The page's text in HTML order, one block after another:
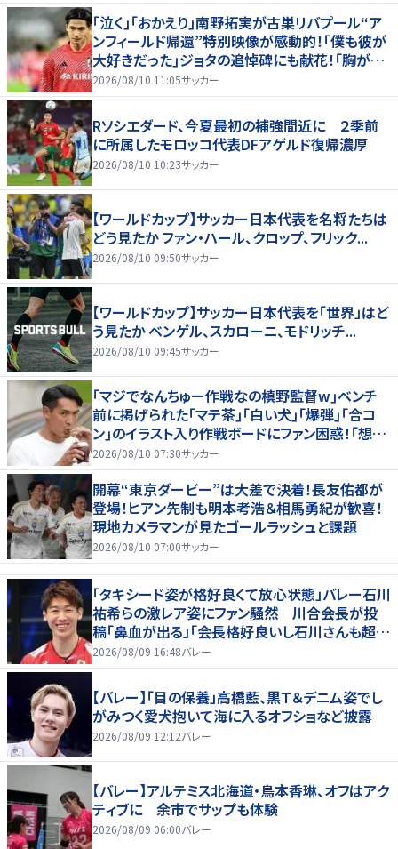
｢泣く｣｢おかえり｣南野拓実が古巣リバプール“ア
ンフィールド帰還”特別映像が感動的！｢僕も彼が
大好きだった｣ジョタの追悼碑にも献花！｢胸が熱
くなります…｣
2026/08/10 11:05サッカー
Rソシエダード、今夏最初の補強間近に ２季前
に所属したモロッコ代表DFアゲルド復帰濃厚
2026/08/10 10:23サッカー
【ワールドカップ】サッカー日本代表を名将たちは
どう見たか ファン・ハール、クロップ、フリック...
2026/08/10 09:50サッカー
【ワールドカップ】サッカー日本代表を「世界」はど
う見たか ベンゲル、スカローニ、モドリッチ...
2026/08/10 09:45サッカー
｢マジでなんちゅー作戦なの槙野監督w｣ベンチ
前に掲げられた｢マテ茶｣｢白い犬｣｢爆弾｣｢合コ
ン｣のイラスト入り作戦ボードにファン困惑！｢想像
よりデカくて吹いた｣
2026/08/10 07:30サッカー
開幕“東京ダービー”は大差で決着！長友佑都が
登場！ヒアン先制も明本考浩＆相馬勇紀が歓喜！
現地カメラマンが見たゴールラッシュと課題
2026/08/10 07:00サッカー
「タキシード姿が格好良くて放心状態」バレー石川
祐希らの激レア姿にファン騒然 川合会長が投
稿「鼻血が出る」「会長格好良いし石川さんも超格
好いい」
2026/08/09 16:48バレー
【バレー】「目の保養」高橋藍、黒Ｔ＆デニム姿でし
がみつく愛犬抱いて海に入るオフショなど披露
2026/08/09 12:12バレー
【バレー】アルテミス北海道・鳥本香琳、オフはアク
ティブに 余市でサップも体験
2026/08/09 06:00バレー